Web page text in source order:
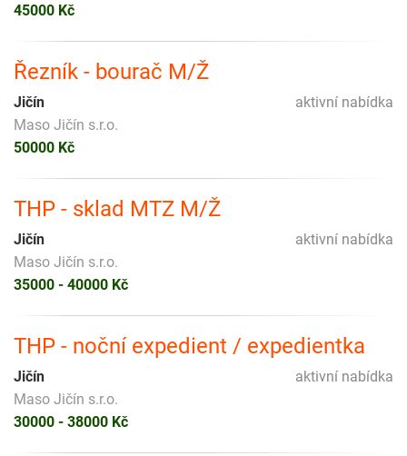
45000 Kč
Řezník - bourač M/Ž
aktivní nabídka
Jičín
Maso Jičín s.r.o.
50000 Kč
THP - sklad MTZ M/Ž
aktivní nabídka
Jičín
Maso Jičín s.r.o.
35000 - 40000 Kč
THP - noční expedient / expedientka
aktivní nabídka
Jičín
Maso Jičín s.r.o.
30000 - 38000 Kč